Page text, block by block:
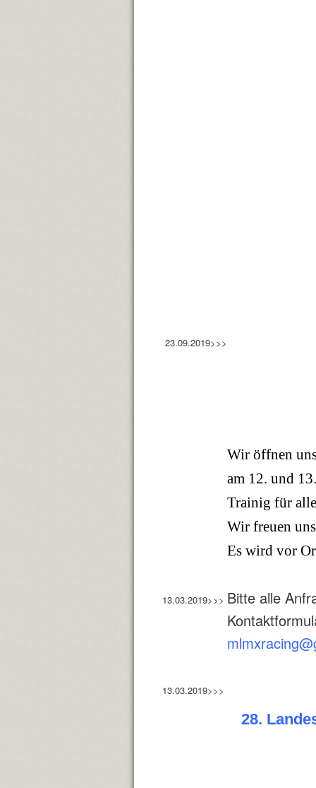
23.09.2019>>>
Wir öffnen
am 12. und
Trainig für
Wir freuen
Es wird vor
13.03.2019>>> Bitte alle
13.03.2019>>>
28.